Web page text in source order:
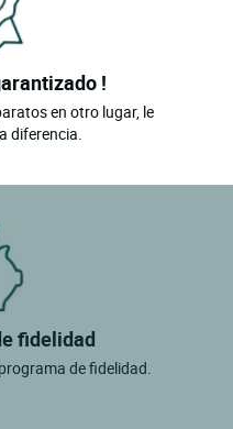
!
en otro lugar, le
diferencia.
fidelidad
de fidelidad.